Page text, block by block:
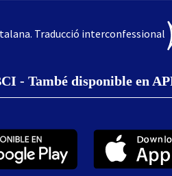
Traducció interconfessional
- També disponible en